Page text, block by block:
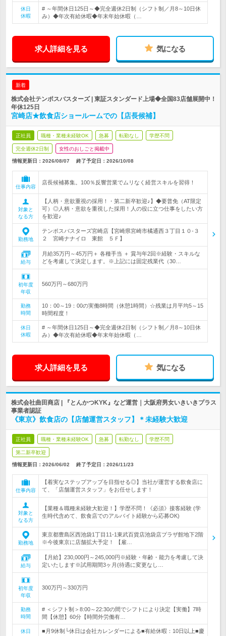
休日
休暇
# ～年間休日125日～◆完全週休2日制（シフト制／月8～10日休
み）◆年次有給休暇◆年末年始休暇（…
求人詳細を見る 気になる
新着
株式会社テンポスバスターズ | 東証スタンダード上場◆全国83店舗展開中！
年休125日
宮崎店★飲食店ショールームでの【店長候補】
正社員 職種・業種未経験OK 急募 転勤なし 学歴不問
完全週休2日制 女性のおしごと掲載中
情報更新日：2026/08/07 終了予定日： 2026/10/08
仕事内容
店長候補募集。100％反響営業でムリなく経営スキルを習得！
対象と
なる方
【人柄・意欲重視の採用！・第二新卒歓迎♪】◆要普免（AT限定
可）◎人柄・意欲を重視した採用！人の役に立つ仕事をしたい方
を歓迎♪
勤務地
テンポスバスターズ宮崎店【宮崎県宮崎市橘通西３丁目１０‐３
２ 宮崎ナナイロ 東館 ５Ｆ】
給与
月給35万円～45万円＋ 各種手当 ＋ 賞与年2回※経験・スキルな
どを考慮して決定します。※上記には固定残業代（30…
初年度
年収
560万円～680万円
勤務
時間
10：00～19：00の実働8時間（休憩1時間）☆残業は月平均5～15
時間程度！
休日
休暇
# ～年間休日125日～◆完全週休2日制（シフト制／月8～10日休
み）◆年次有給休暇◆年末年始休暇（…
求人詳細を見る 気になる
株式会社曲田商店 | 『とんかつKYK』など運営｜大阪府男女いきいきプラス
事業者認証
《東京》飲食店の【店舗運営スタッフ】＊未経験大歓迎
正社員 職種・業種未経験OK 急募 転勤なし 学歴不問
第二新卒歓迎
情報更新日：2026/06/02 終了予定日： 2026/11/23
仕事内容
【着実なステップアップを目指せる◎】当社が運営する飲食店に
て、「店舗運営スタッフ」をお任せします！
対象と
なる方
【業種＆職種未経験大歓迎！】学歴不問！《必須》接客経験 (学
生時代含めて、飲食店でのアルバイト経験から応募OK)
勤務地
東京都豊島区西池袋1丁目11-1東武百貨店池袋店プラザ館地下2階
※今後東京に店舗拡大予定！ 【雇…
給与
【月給】230,000円～245,000円※経験・年齢・能力を考慮して決
定いたします※試用期間3ヶ月(待遇に変更なし…
初年度
年収
300万円～330万円
勤務
時間
# ＜シフト制＞8:00～22:30の間でシフトにより決定【実働】7時
間【休憩】60分【時間外労働有…
休日
■月9休制└休日は会社カレンダーによる■有給休暇：10日以上■慶